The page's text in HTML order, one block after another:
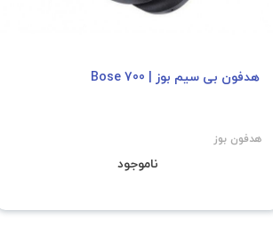
هدفون بی سیم بوز | Bose 700
هدفون بوز
ناموجود